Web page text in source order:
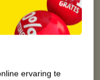
volgende dag in huis
ervaring te